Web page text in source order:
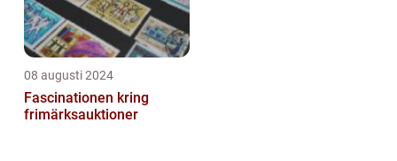
08 augusti 2024
Fascinationen kring
frimärksauktioner